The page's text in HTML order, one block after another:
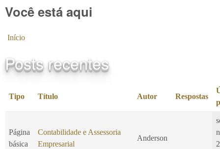
Você está aqui
Início
Posts recentes
Tipo Título Autor Respostas
Página
básica
Contabilidade e Assessoria
Empresarial
Anderson